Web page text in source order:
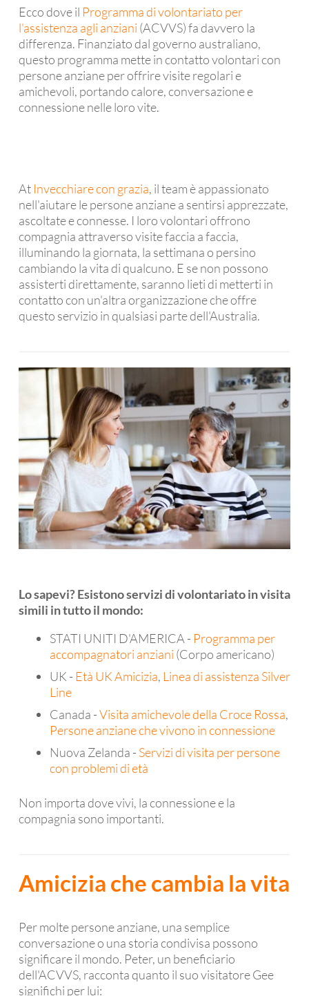
Ecco dove il Programma di volontariato per
l'assistenza agli anziani (ACVVS) fa davvero la
differenza. Finanziato dal governo australiano,
questo programma mette in contatto volontari con
persone anziane per offrire visite regolari e
amichevoli, portando calore, conversazione e
connessione nelle loro vite.
At Invecchiare con grazia, il team è appassionato
nell'aiutare le persone anziane a sentirsi apprezzate,
ascoltate e connesse. I loro volontari offrono
compagnia attraverso visite faccia a faccia,
illuminando la giornata, la settimana o persino
cambiando la vita di qualcuno. E se non possono
assisterti direttamente, saranno lieti di metterti in
contatto con un'altra organizzazione che offre
questo servizio in qualsiasi parte dell'Australia.
Lo sapevi? Esistono servizi di volontariato in visita
simili in tutto il mondo:
STATI UNITI D'AMERICA - Programma per
accompagnatori anziani (Corpo americano)
UK - Età UK Amicizia, Linea di assistenza Silver
Line
Canada -Visita amichevole della Croce Rossa,
Persone anziane che vivono in connessione
Nuova Zelanda - Servizi di visita per persone
con problemi di età
Non importa dove vivi, la connessione e la
compagnia sono importanti.
Amicizia che cambia la vita
Per molte persone anziane, una semplice
conversazione o una storia condivisa possono
significare il mondo. Peter, un beneficiario
dell'ACVVS, racconta quanto il suo visitatore Gee
significhi per lui: